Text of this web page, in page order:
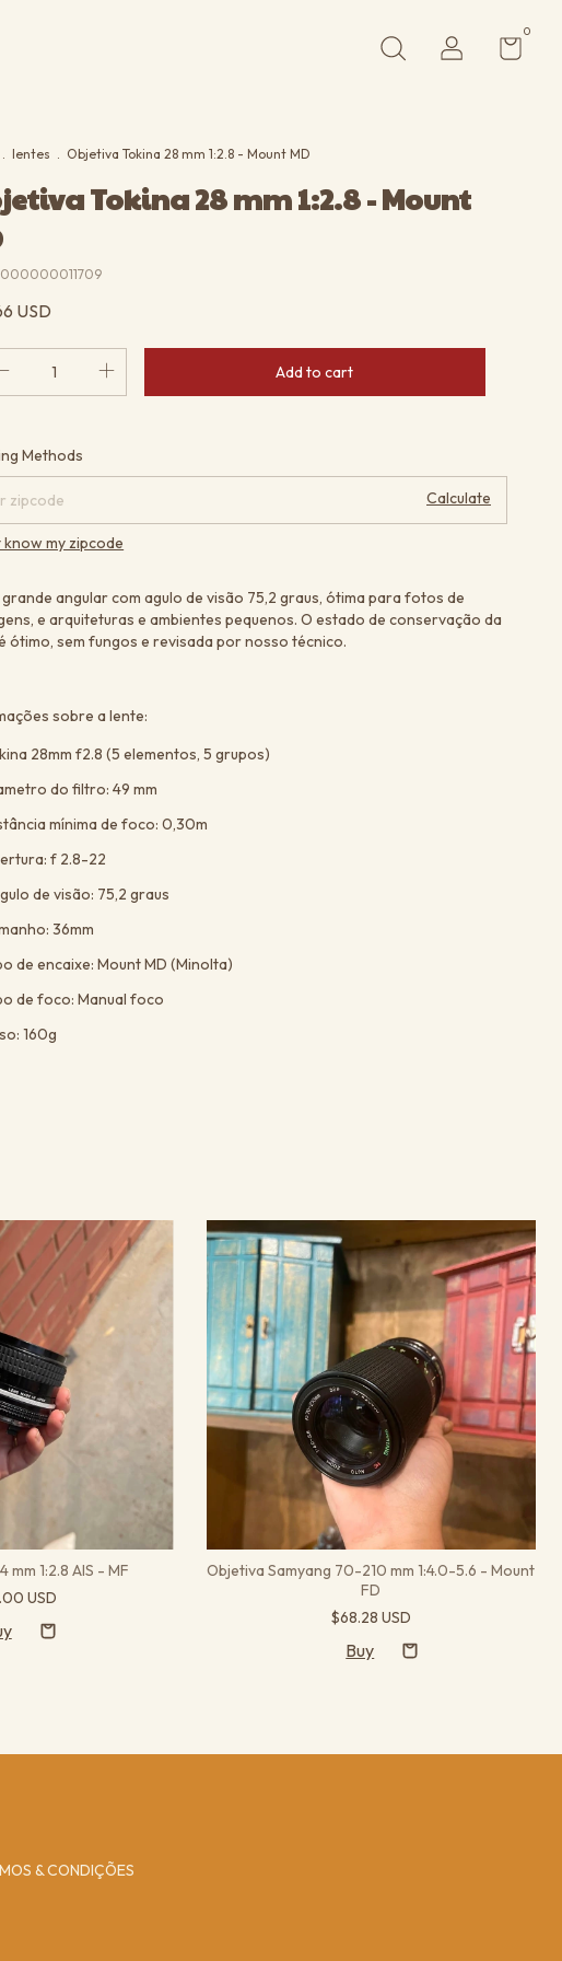
0
lentes Objetiva Tokina 28 mm 1:2.8 - Mount MD
Tokina 28 mm 1:2.8 - Mount
USD
for zipcode:
Methods
Calculate
know my zipcode
angular com agulo de visão 75,2 graus, ótima para fotos de
e arquiteturas e ambientes pequenos. O estado de conservação da
ótimo, sem fungos e revisada por nosso técnico.
sobre a lente:
28mm f2.8 (5 elementos, 5 grupos)
do filtro: 49 mm
mínima de foco: 0,30m
f 2.8-22
de visão: 75,2 graus
36mm
de encaixe: Mount MD (Minolta)
de foco: Manual foco
160g
mm 1:2.8 AIS - MF
USD
Objetiva Samyang 70-210 mm 1:4.0-5.6 - Mount
FD
$68.28 USD
& CONDIÇÕES